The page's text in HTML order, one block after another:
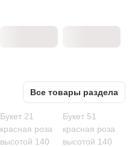
Все товары раздела
Букет 21
красная роза
высотой 140
Букет 51
красная роза
высотой 140